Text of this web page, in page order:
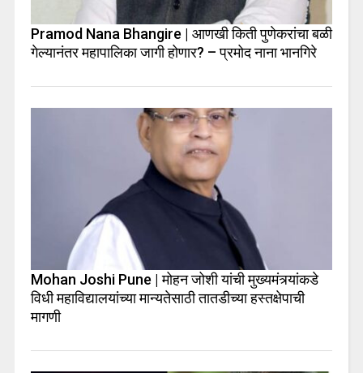
Pramod Nana Bhangire | आणखी किती पुणेकरांचा बळी
गेल्यानंतर महापालिका जागी होणार? – प्रमोद नाना भानगिरे
Mohan Joshi Pune | मोहन जोशी यांची मुख्यमंत्र्यांकडे
विधी महाविद्यालयांच्या मान्यतेसाठी तातडीच्या हस्तक्षेपाची
मागणी